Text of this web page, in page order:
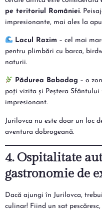
pe teritoriul României.
impresionante, mai ales la
Lacul Razim – cel mai
pentru plimbări cu barca,
naturii.
Pădurea Babadag – o
poți vizita și Peștera Sfântului
impresionant.
Jurilovca nu este doar un loc
aventura dobrogeană.
4. Ospitalitate
gastronomie de
Dacă ajungi în Jurilovca,
culinar! Fiind un sat